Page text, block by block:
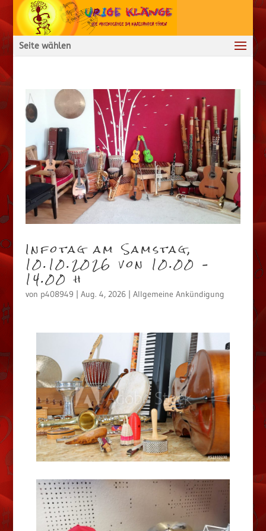
Seite wählen
Infotag am Samstag,
10.10.2026 von 10.00 –
14.00 h
von p408949 | Aug. 4, 2026| Allgemeine Ankündigung